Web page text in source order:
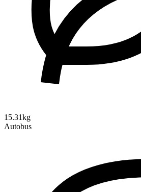
15.31kg
Autobus